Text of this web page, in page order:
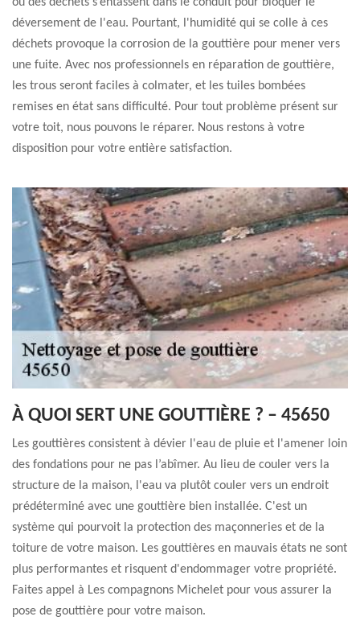
déversement de l'eau. Pourtant, l'humidité qui se colle à ces
déchets provoque la corrosion de la gouttière pour mener vers
une fuite. Avec nos professionnels en réparation de gouttière,
les trous seront faciles à colmater, et les tuiles bombées
remises en état sans difficulté. Pour tout problème présent sur
votre toit, nous pouvons le réparer. Nous restons à votre
disposition pour votre entière satisfaction.
À QUOI SERT UNE GOUTTIÈRE ? – 45650
Les gouttières consistent à dévier l'eau de pluie et l'amener loin
des fondations pour ne pas l’abîmer. Au lieu de couler vers la
structure de la maison, l'eau va plutôt couler vers un endroit
prédéterminé avec une gouttière bien installée. C'est un
système qui pourvoit la protection des maçonneries et de la
toiture de votre maison. Les gouttières en mauvais états ne sont
plus performantes et risquent d'endommager votre propriété.
Faites appel à Les compagnons Michelet pour vous assurer la
pose de gouttière pour votre maison.